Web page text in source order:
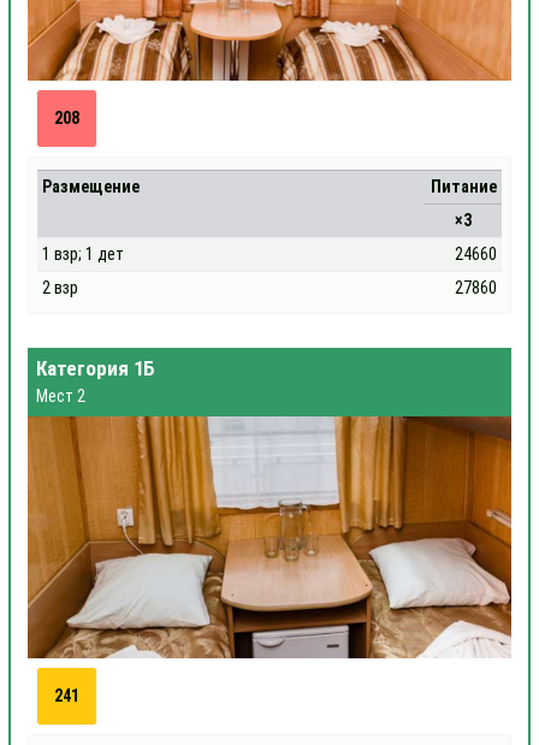
208
Размещение
Питание
×3
1 взр; 1 дет
24660
2 взр
27860
Категория 1Б
Мест 2
241